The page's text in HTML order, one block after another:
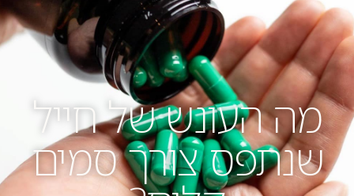
04-8404023
מה העונש של חייל
שנתפס צורך סמים